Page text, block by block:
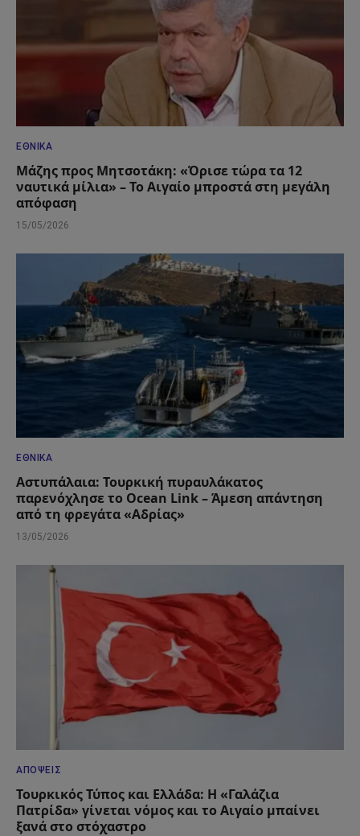
ΕΘΝΙΚΆ
Μάζης προς Μητσοτάκη: «Όρισε τώρα τα 12
ναυτικά μίλια» – Το Αιγαίο μπροστά στη μεγάλη
απόφαση
15/05/2026
ΕΘΝΙΚΆ
Αστυπάλαια: Τουρκική πυραυλάκατος
παρενόχλησε το Ocean Link – Άμεση απάντηση
από τη φρεγάτα «Αδρίας»
13/05/2026
ΑΠΌΨΕΙΣ
Τουρκικός Τύπος και Ελλάδα: Η «Γαλάζια
Πατρίδα» γίνεται νόμος και το Αιγαίο μπαίνει
ξανά στο στόχαστρο